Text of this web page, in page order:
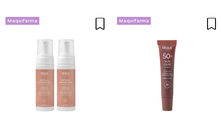
Maquifarma Maquifarma